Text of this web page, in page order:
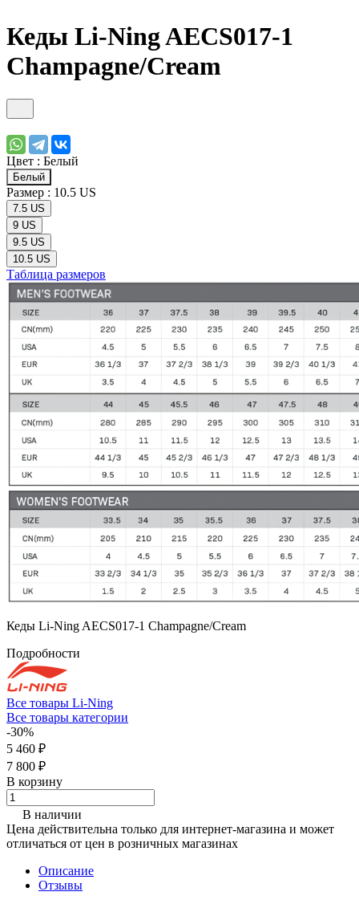
Кеды Li-Ning AECS017-1
Champagne/Cream
Цвет : Белый
Белый
Размер : 10.5 US
7.5 US
9 US
9.5 US
10.5 US
Таблица размеров
Кеды Li-Ning AECS017-1 Champagne/Cream
Подробности
Все товары Li-Ning
Все товары категории
-30%
5 460 ₽
7 800 ₽
В корзину
В наличии
Цена действительна только для интернет-магазина и может
отличаться от цен в розничных магазинах
Описание
Отзывы